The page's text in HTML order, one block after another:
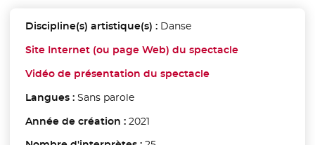
Discipline(s) artistique(s) : Danse
Site Internet (ou page Web) du spectacle- Nouvelle
Vidéo de présentation du spectacle- Nouvelle fenêtre
Langues : Sans parole
Année de création : 2021